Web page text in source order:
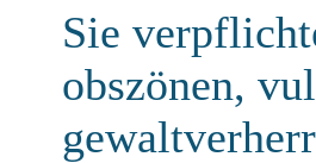
Sie
obszönen,